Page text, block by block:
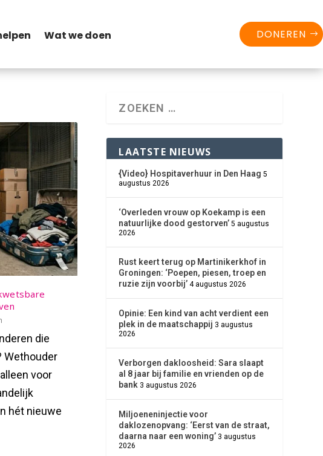
Wat we doen DONEREN
die
Wethouder
voor
hét nieuwe
LAATSTE NIEUWS
{Video} Hospitaverhuur in Den Haag 5
augustus 2026
‘Overleden vrouw op Koekamp is een
natuurlijke dood gestorven’ 5 augustus
2026
Rust keert terug op Martinikerkhof in
Groningen: ‘Poepen, piesen, troep en
ruzie zijn voorbij’ 4 augustus 2026
Opinie: Een kind van acht verdient een
plek in de maatschappij 3 augustus
2026
Verborgen dakloosheid: Sara slaapt
al 8 jaar bij familie en vrienden op de
bank 3 augustus 2026
Miljoeneninjectie voor
daklozenopvang: ‘Eerst van de straat,
daarna naar een woning’ 3 augustus
2026